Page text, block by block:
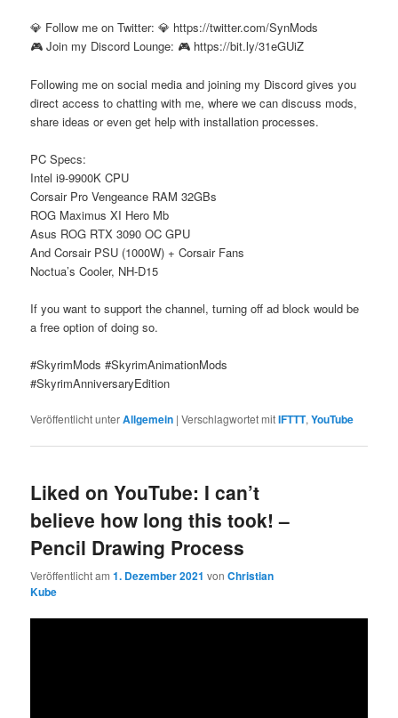
💎 Follow me on Twitter: 💎 https://twitter.com/SynMods
🎮 Join my Discord Lounge: 🎮 https://bit.ly/31eGUiZ
Following me on social media and joining my Discord gives you
direct access to chatting with me, where we can discuss mods,
share ideas or even get help with installation processes.
PC Specs:
Intel i9-9900K CPU
Corsair Pro Vengeance RAM 32GBs
ROG Maximus XI Hero Mb
Asus ROG RTX 3090 OC GPU
And Corsair PSU (1000W) + Corsair Fans
Noctua’s Cooler, NH-D15
If you want to support the channel, turning off ad block would be
a free option of doing so.
#SkyrimMods #SkyrimAnimationMods
#SkyrimAnniversaryEdition
Veröffentlicht unterAllgemein |Verschlagwortet mitIFTTT,YouTube
Liked on YouTube: I can’t
believe how long this took! –
Pencil Drawing Process
Veröffentlicht am1. Dezember 2021 vonChristian
Kube